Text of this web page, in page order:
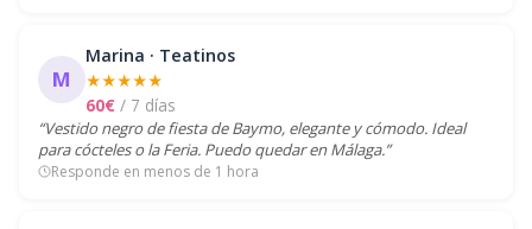
M
Marina · Teatinos
★★★★★
60€ / 7 días
“Vestido negro de fiesta de Baymo, elegante y cómodo. Ideal
para cócteles o la Feria. Puedo quedar en Málaga.”
Responde en menos de 1 hora